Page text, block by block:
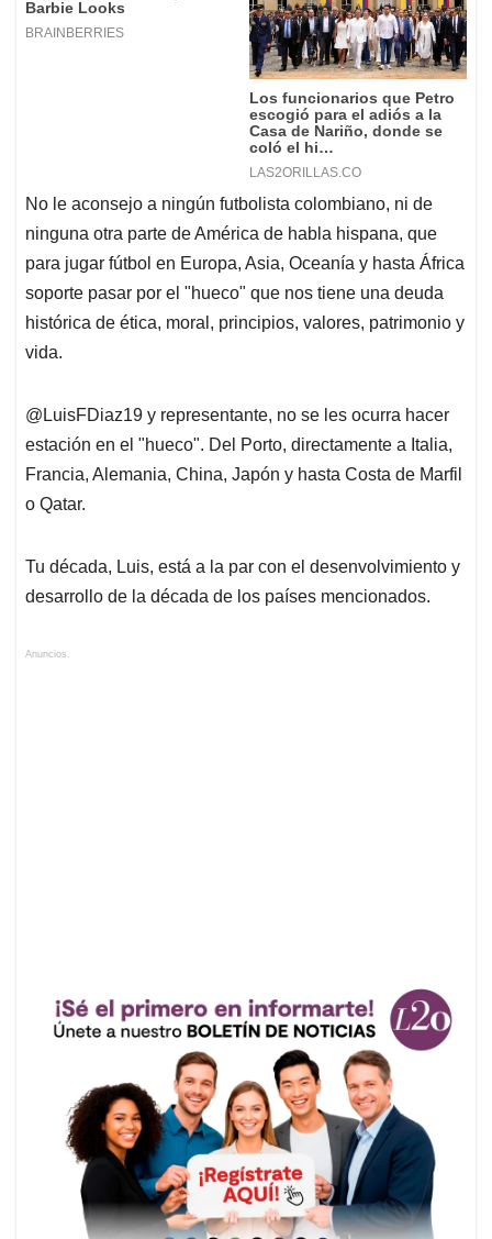
No le aconsejo a ningún futbolista colombiano, ni de
ninguna otra parte de América de habla hispana, que
para jugar fútbol en Europa, Asia, Oceanía y hasta África
soporte pasar por el "hueco" que nos tiene una deuda
histórica de ética, moral, principios, valores, patrimonio y
vida.
@LuisFDiaz19 y representante, no se les ocurra hacer
estación en el "hueco". Del Porto, directamente a Italia,
Francia, Alemania, China, Japón y hasta Costa de Marfil
o Qatar.
Tu década, Luis, está a la par con el desenvolvimiento y
desarrollo de la década de los países mencionados.
Anuncios.